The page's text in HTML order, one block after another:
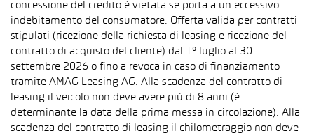
concessione del credito è vietata se porta a un eccessivo
indebitamento del consumatore. Offerta valida per contratti
stipulati (ricezione della richiesta di leasing e ricezione del
contratto di acquisto del cliente) dal 1° luglio al 30
settembre 2026 o fino a revoca in caso di finanziamento
tramite AMAG Leasing AG. Alla scadenza del contratto di
leasing il veicolo non deve avere più di 8 anni (è
determinante la data della prima messa in circolazione). Alla
scadenza del contratto di leasing il chilometraggio non deve